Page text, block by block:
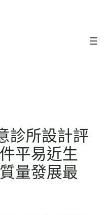
診所設計評
平易近生
量發展最